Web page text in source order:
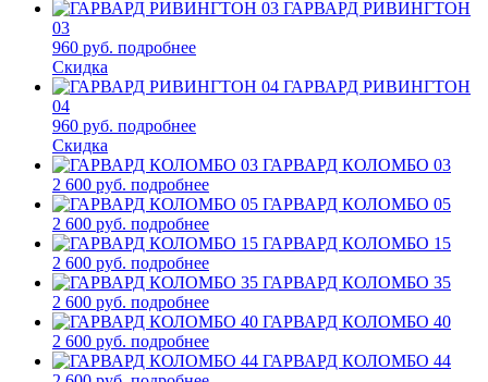
ГАРВАРД РИВИНГТОН
03
960 руб. подробнее
Скидка
ГАРВАРД РИВИНГТОН
04
960 руб. подробнее
Скидка
ГАРВАРД КОЛОМБО 03
2 600 руб. подробнее
ГАРВАРД КОЛОМБО 05
2 600 руб. подробнее
ГАРВАРД КОЛОМБО 15
2 600 руб. подробнее
ГАРВАРД КОЛОМБО 35
2 600 руб. подробнее
ГАРВАРД КОЛОМБО 40
2 600 руб. подробнее
ГАРВАРД КОЛОМБО 44